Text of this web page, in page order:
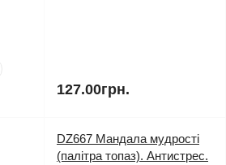
127.00грн.
DZ667 Мандала мудрості
(палітра топаз). Антистрес.